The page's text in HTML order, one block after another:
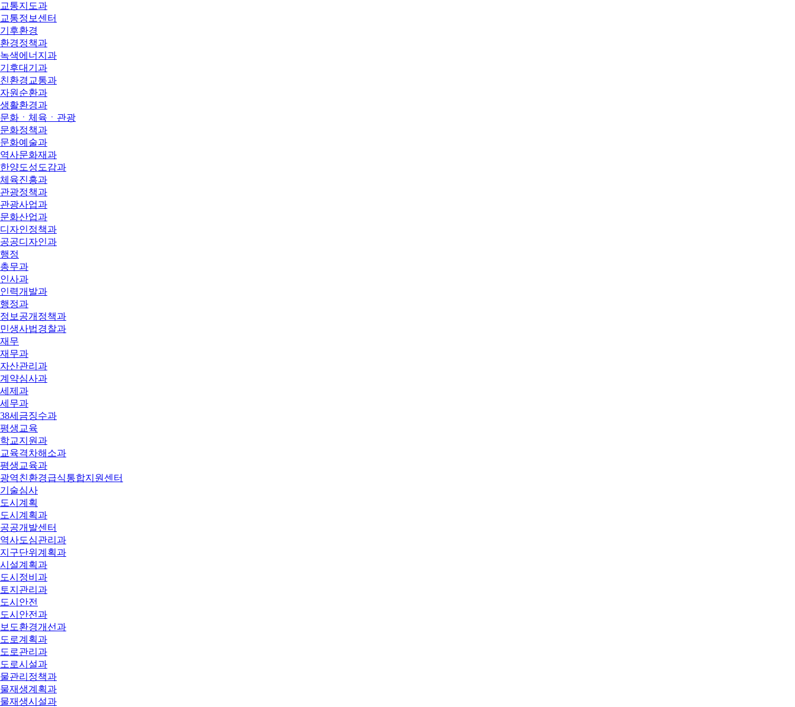
교통지도과
교통정보센터
기후환경
환경정책과
녹색에너지과
기후대기과
친환경교통과
자원순환과
생활환경과
문화ㆍ체육ㆍ관광
문화정책과
문화예술과
역사문화재과
한양도성도감과
체육진흥과
관광정책과
관광사업과
문화산업과
디자인정책과
공공디자인과
행정
총무과
인사과
인력개발과
행정과
정보공개정책과
민생사법경찰과
재무
재무과
자산관리과
계약심사과
세제과
세무과
38세금징수과
평생교육
학교지원과
교육격차해소과
평생교육과
광역친환경급식통합지원센터
기술심사
도시계획
도시계획과
공공개발센터
역사도심관리과
지구단위계획과
시설계획과
도시정비과
토지관리과
도시안전
도시안전과
보도환경개선과
도로계획과
도로관리과
도로시설과
물관리정책과
물재생계획과
물재생시설과